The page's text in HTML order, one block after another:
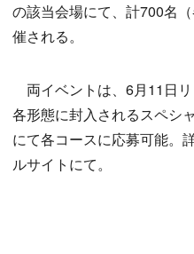
の該当会場にて、計700名
催される。
両イベントは、6月11日
各形態に封入されるスペシ
にて各コースに応募可能。
ルサイトにて。